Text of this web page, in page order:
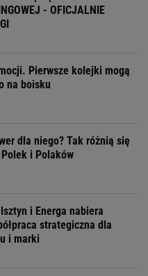
- OFICJALNIE
Pierwsze kolejki mogą
na boisku
dla niego? Tak różnią się
i Polaków
i Energa nabiera
strategiczna dla
i marki